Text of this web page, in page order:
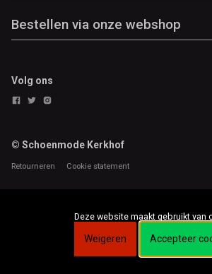
Bestellen via onze webshop
Volg ons
© Schoenmode Kerkhof
Retourneren Cookie statement
Deze website maakt gebruikt van
Weigeren Accepteer